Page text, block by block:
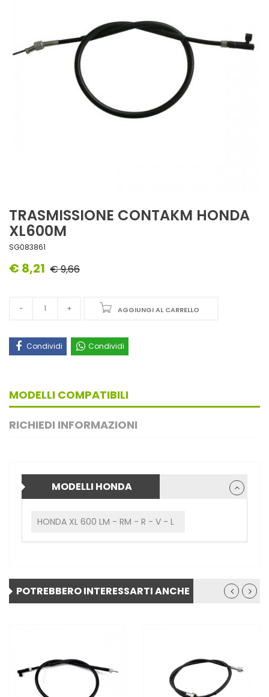
TRASMISSIONE CONTAKM HONDA
XL600M
SG083861
€ 8,21 € 9,66
AGGIUNGI AL CARRELLO
Condividi Condividi
MODELLI COMPATIBILI
RICHIEDI INFORMAZIONI
MODELLI HONDA
HONDA XL 600 LM - RM - R - V - L
POTREBBERO INTERESSARTI ANCHE